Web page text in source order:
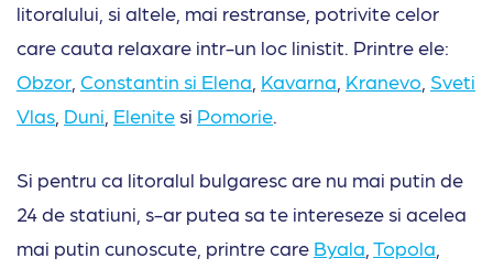
litoralului, si altele, mai restranse, potrivite celor
care cauta relaxare intr-un loc linistit. Printre ele:
Obzor Constantin si Elena Kavarna Kranevo Sveti
Vlas Duni Elenitesi Pomorie.
Si pentru ca litoralul bulgaresc are nu mai putin de
24 de statiuni, s-ar putea sa te intereseze si acelea
mai putin cunoscute, printre care Byala Topola